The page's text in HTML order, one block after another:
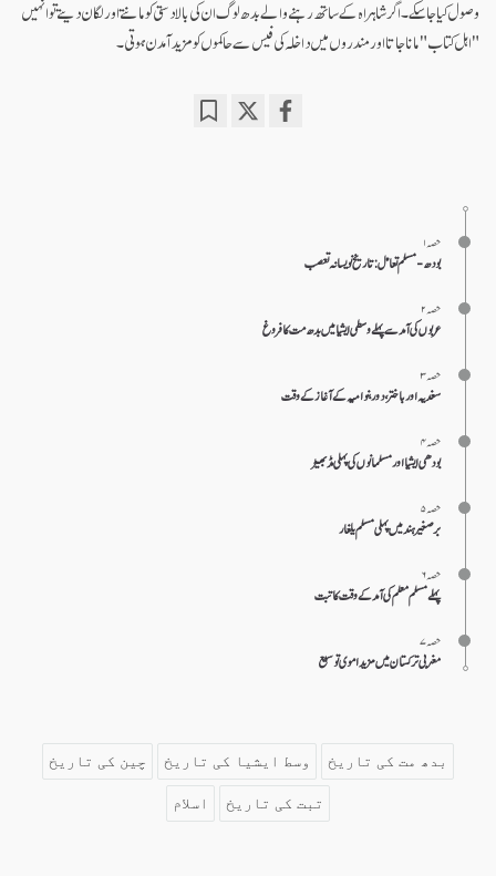
وصول کیا جا سکے۔ اگر شاہراہ کے ساتھ رہنے والے بدھ لوگ ان کی بالا دستی کو مانتے اور لگان دیتے تو انہیں
"اہل کتاب" مانا جاتا اور مندروں میں داخلہ کی فیس سے حاکموں کو مزید آمدن ہوتی۔
حصہ ۱
بودھ -مسلم تعامل: تاریخ نویسانہ تعصب
حصہ ۲
عربوں کی آمد سے پہلے وسطی ایشیا میں بدھ مت کا فروغ
حصہ ۳
سغدیہ اور باختر، دور بنو امیہ کے آغاز کے وقت
حصہ ۴
بودھی ایشیا اور مسلمانوں کی پہلی مڈ بھیڑ
حصہ ۵
بر صغیر ہند میں پہلی مسلم یلغار
حصہ ۶
پہلے مسلم معلم کی آمد کے وقت کا تبت
حصہ ۷
مغربی ترکستان میں مزید اموی توسیع
بدھ مت کی تاریخ وسط ایشیا کی تاریخ چین کی تاریخ
تبت کی تاریخ اسلام